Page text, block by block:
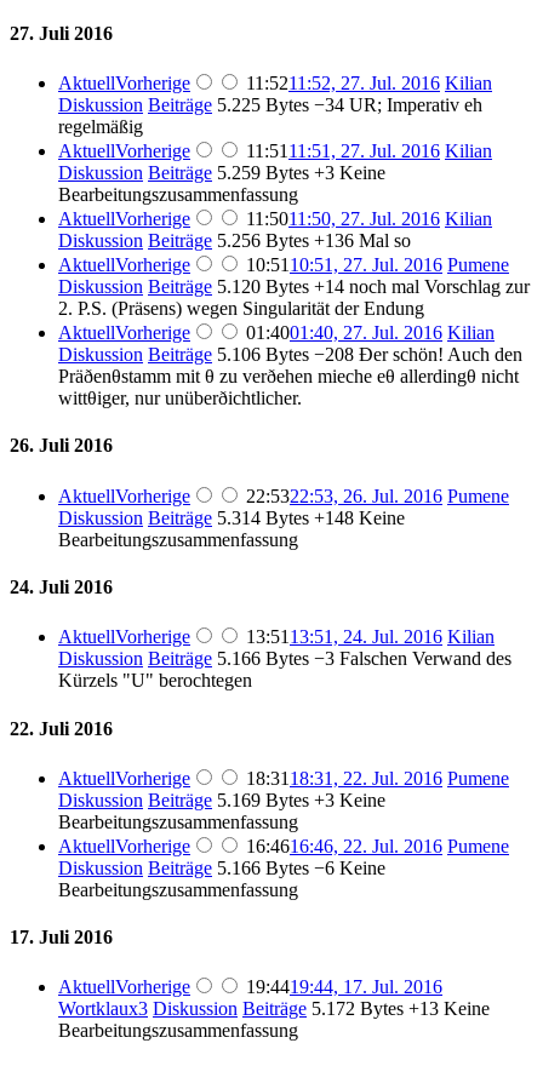
27. Juli 2016
AktuellVorherige 11:5211:52, 27. Jul. 2016 Kilian
Diskussion Beiträge 5.225 Bytes −34 UR; Imperativ eh
regelmäßig
AktuellVorherige 11:51 11:51, 27. Jul. 2016 Kilian
Diskussion Beiträge 5.259 Bytes +3 Keine
Bearbeitungszusammenfassung
AktuellVorherige 11:5011:50, 27. Jul. 2016 Kilian
Diskussion Beiträge 5.256 Bytes +136 Mal so
AktuellVorherige 10:51 10:51, 27. Jul. 2016 Pumene
Diskussion Beiträge 5.120 Bytes +14 noch mal Vorschlag zur
2. P.S. (Präsens) wegen Singularität der Endung
AktuellVorherige 01:4001:40, 27. Jul. 2016 Kilian
Diskussion Beiträge 5.106 Bytes −208 Ðer schön! Auch den
Präðenθstamm mit θ zu verðehen mieche eθ allerdingθ nicht
wittθiger, nur unüberðichtlicher.
26. Juli 2016
AktuellVorherige 22:5322:53, 26. Jul. 2016 Pumene
Diskussion Beiträge 5.314 Bytes +148 Keine
Bearbeitungszusammenfassung
24. Juli 2016
AktuellVorherige 13:51 13:51, 24. Jul. 2016 Kilian
Diskussion Beiträge 5.166 Bytes −3 Falschen Verwand des
Kürzels "U" berochtegen
22. Juli 2016
AktuellVorherige 18:31 18:31, 22. Jul. 2016 Pumene
Diskussion Beiträge 5.169 Bytes +3 Keine
Bearbeitungszusammenfassung
AktuellVorherige 16:4616:46, 22. Jul. 2016 Pumene
Diskussion Beiträge 5.166 Bytes −6 Keine
Bearbeitungszusammenfassung
17. Juli 2016
AktuellVorherige 19:4419:44, 17. Jul. 2016
Wortklaux3 Diskussion Beiträge 5.172 Bytes +13 Keine
Bearbeitungszusammenfassung